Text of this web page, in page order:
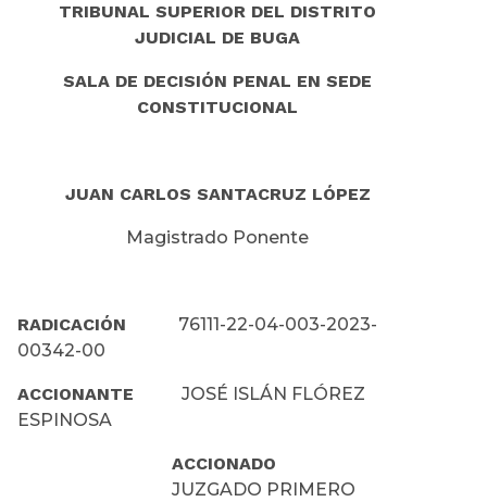
TRIBUNAL SUPERIOR DEL DISTRITO
JUDICIAL DE BUGA
SALA DE DECISIÓN PENAL EN SEDE
CONSTITUCIONAL
JUAN CARLOS SANTACRUZ LÓPEZ
Magistrado Ponente
RADICACIÓN 76111-22-04-003-2023-
00342-00
ACCIONANTE JOSÉ ISLÁN FLÓREZ
ESPINOSA
ACCIONADO
JUZGADO PRIMERO